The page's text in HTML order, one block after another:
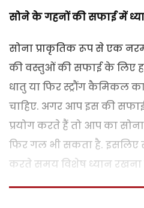
सोने के गहनों की सफाई में
सोना प्राकृतिक रूप से एक
की वस्तुओं की सफाई के लिए
धातु या फिर स्ट्रौंग कैमिकल
चाहिए. अगर आप इस की सफाई
प्रयोग करते हैं तो आप का
फिर गल भी सकता है. इसलिए
करते समय विशेष ध्यान रखना